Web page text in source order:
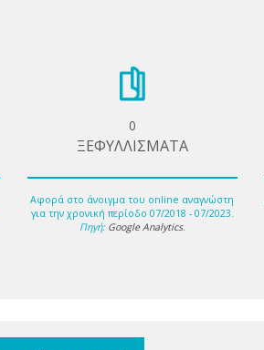
0
ΞΕΦΥΛΛΙΣΜΑΤΑ
Αφορά στο άνοιγμα του online αναγνώστη
για την χρονική περίοδο 07/2018 - 07/2023.
Πηγή: Google Analytics.